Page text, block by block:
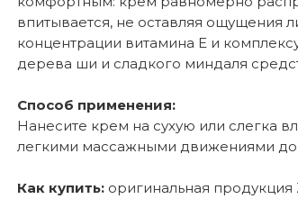
впитывается, не оставляя ощущения
концентрации витамина Е и
дерева ши и сладкого миндаля
Способ применения:
Нанесите крем на сухую или слегка
легкими массажными движениями до
Как купить: оригинальная продукция